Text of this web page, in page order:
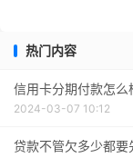
热门内容
信用卡分期付款怎么
2024-03-07 10:12
贷款不管欠多少都要